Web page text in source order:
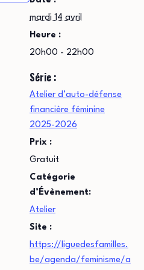
mardi 14 avril
Heure :
20h00 - 22h00
Série :
Atelier d’auto-défense
financière féminine
2025-2026
Prix :
Gratuit
Catégorie
d’Évènement:
Atelier
Site :
https://liguedesfamilles.
be/agenda/feminisme/a